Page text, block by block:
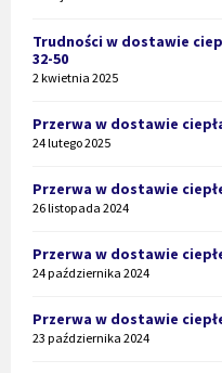
Trudności w dostawie
32-50
2 kwietnia 2025
Przerwa w dostawie
24 lutego 2025
Przerwa w dostawie
26 listopada 2024
Przerwa w dostawie
24 października 2024
Przerwa w dostawie
23 października 2024